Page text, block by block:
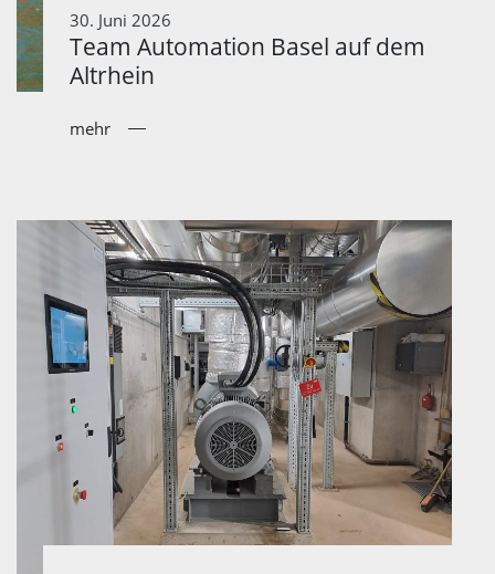
30. Juni 2026
Team Automation Basel auf dem
Altrhein
mehr